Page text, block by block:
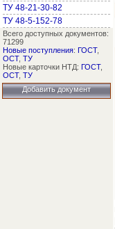
ТУ 48-21-30-82
ТУ 48-5-152-78
Всего доступных документов:
71299
Новые поступления: ГОСТ,
ОСТ, ТУ
Новые карточки НТД: ГОСТ,
ОСТ, ТУ
Добавить документ